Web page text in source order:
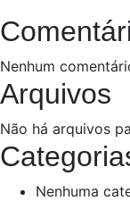
Nenhum
Arquivos
Não há arquivos
Nenhuma